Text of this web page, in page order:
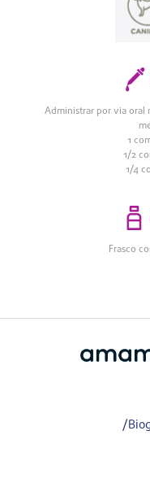
Administrar por via oral
1
1/2
1/4
Frasco
/